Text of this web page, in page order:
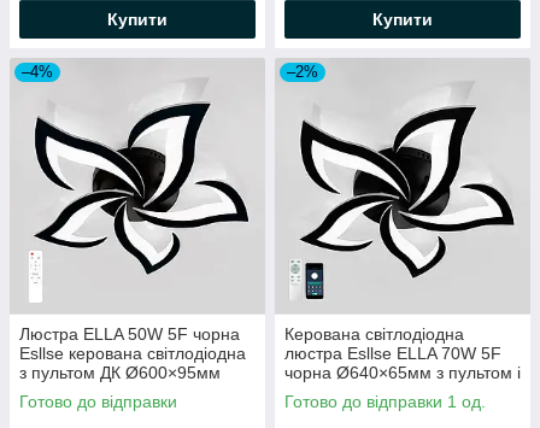
Купити Купити
–4%
Люстра ELLA 50W 5F чорна
Esllse керована світлодіодна
з пультом ДК Ø600×95мм
3000-6500К 5000Lm BLACK
220V
Готово до відправки
–2%
Керована світлодіодна
люстра Esllse ELLA 70W 5F
чорна Ø640×65мм з пультом і
додатком для смартфону
APP BLACK 220V
Готово до відправки 1 од.